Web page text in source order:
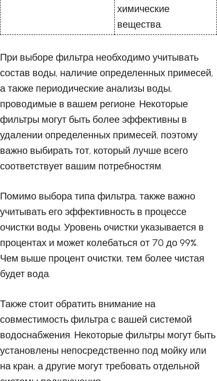
химические
вещества.
При выборе фильтра необходимо учитывать
состав воды, наличие определенных примесей,
а также периодические анализы воды,
проводимые в вашем регионе. Некоторые
фильтры могут быть более эффективны в
удалении определенных примесей, поэтому
важно выбирать тот, который лучше всего
соответствует вашим потребностям.
Помимо выбора типа фильтра, также важно
учитывать его эффективность в процессе
очистки воды. Уровень очистки указывается в
процентах и может колебаться от 70 до 99%.
Чем выше процент очистки, тем более чистая
будет вода.
Также стоит обратить внимание на
совместимость фильтра с вашей системой
водоснабжения. Некоторые фильтры могут быть
установлены непосредственно под мойку или
на кран, а другие могут требовать отдельной